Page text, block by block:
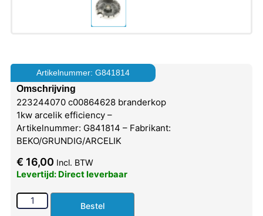
Artikelnummer: G841814
Omschrijving
223244070 c00864628 branderkop
1kw arcelik efficiency –
Artikelnummer: G841814 – Fabrikant:
BEKO/GRUNDIG/ARCELIK
€ 16,00 Incl. BTW
Levertijd: Direct leverbaar
Bestel